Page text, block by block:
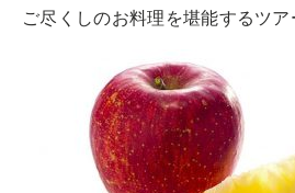
お問合せ
CATERING
ケータリング
ご尽くしのお料理を堪能するツア